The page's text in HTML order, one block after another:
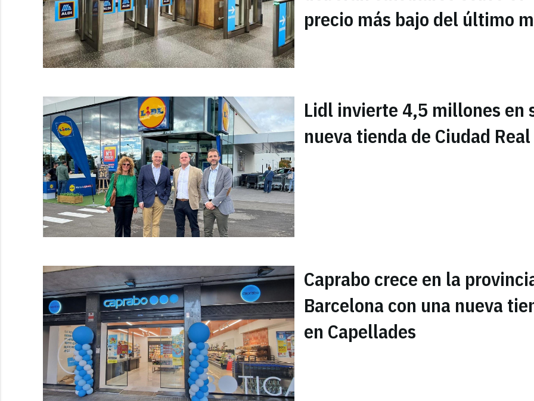
precio más bajo del último
Lidl invierte 4,5 millones en
nueva tienda de Ciudad Real
Caprabo crece en la
Barcelona con una nueva
en Capellades